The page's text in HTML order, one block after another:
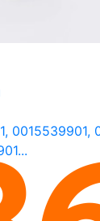
0015539901,